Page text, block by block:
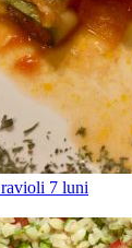
7 luni